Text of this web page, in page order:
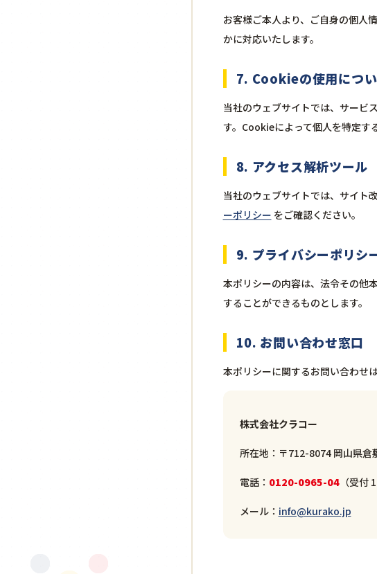
お客様ご本人より、ご自身の個人
かに対応いたします。
7. Cookieの使用につ
当社のウェブサイトでは、サービ
す。Cookieによって個人を特定す
8. アクセス解析ツール
当社のウェブサイトでは、サイ
ーポリシー をご確認ください。
9. プライバシーポリシ
本ポリシーの内容は、法令その他
することができるものとします。
10. お問い合わせ窓口
本ポリシーに関するお問い合わせ
株式会社クラコー
所在地：〒712-8074 岡山県
電話： 0120-0965-04（受付
メール： info@kurako.jp